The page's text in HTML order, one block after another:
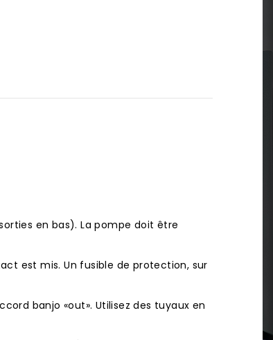
en bas). La pompe doit être
est mis. Un fusible de protection, sur
banjo «out». Utilisez des tuyaux en